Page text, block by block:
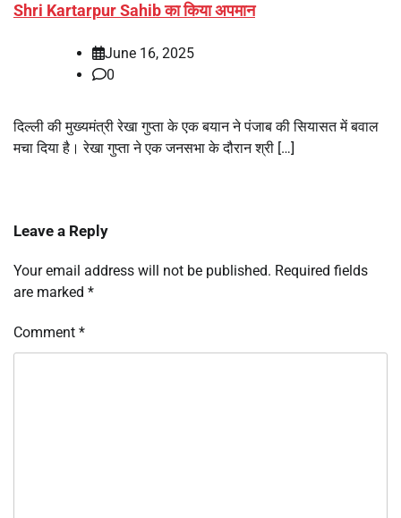
Shri Kartarpur Sahib का किया अपमान
June 16, 2025
0
दिल्ली की मुख्यमंत्री रेखा गुप्ता के एक बयान ने पंजाब की सियासत में बवाल
मचा दिया है। रेखा गुप्ता ने एक जनसभा के दौरान श्री […]
Leave a Reply
Your email address will not be published. Required fields
are marked *
Comment *